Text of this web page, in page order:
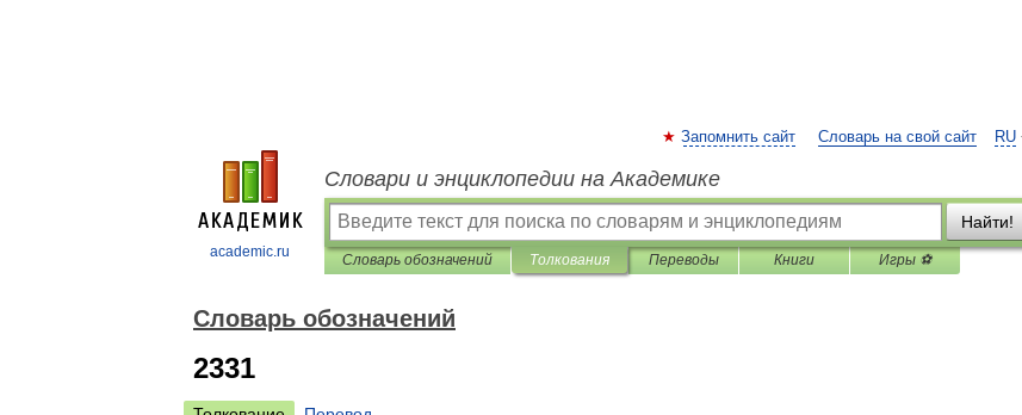
academic.ru
RU
Запомнить сайт Словарь на свой сайт
Словари и энциклопедии на Академике
Найти!
Словарь обозначений Толкования Переводы Книги Игры ⚽
Словарь обозначений
2331